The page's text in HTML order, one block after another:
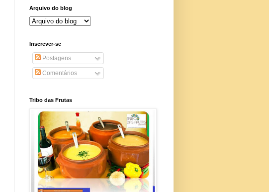
Arquivo do blog
Inscrever-se
Postagens
Comentários
Tribo das Frutas